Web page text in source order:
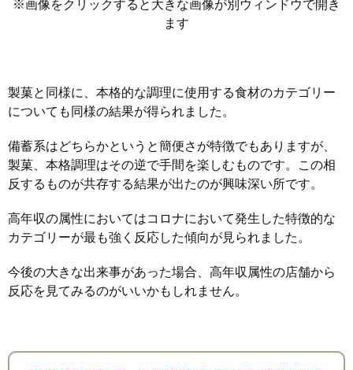
※画像をクリックすると大きな画像が別ウィンドウで開き
ます
製菓と同様に、本格的な調理に使用する食材のカテゴリー
についても同様の結果が得られました。
備蓄系はどちらかというと簡便さが特徴でもありますが、
製菓、本格調理はその逆で手間を楽しむものです。この相
反するものが共存する結果が出たのが興味深い所です。
高年収の属性においてはコロナにおいて発生した特徴的な
カテゴリーが最も強く反応した傾向が見られました。
今後の大きな出来事があった場合、高年収属性の店舗から
反応を見てみるのがいいかもしれません。